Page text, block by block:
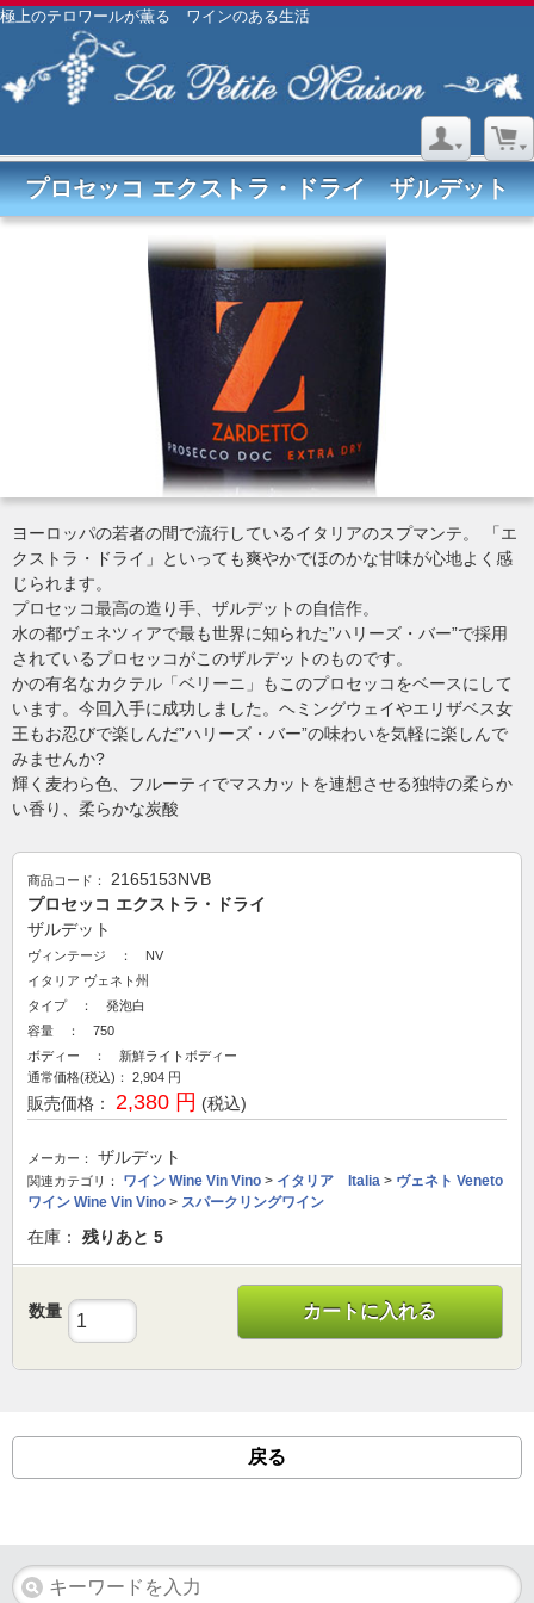
極上のテロワールが薫る ワインのある生活
プロセッコ エクストラ・ドライ ザルデット
ヨーロッパの若者の間で流行しているイタリアのスプマンテ。 「エ
クストラ・ドライ」といっても爽やかでほのかな甘味が心地よく感
じられます。
プロセッコ最高の造り手、ザルデットの自信作。
水の都ヴェネツィアで最も世界に知られた”ハリーズ・バー”で採用
されているプロセッコがこのザルデットのものです。
かの有名なカクテル「ベリーニ」もこのプロセッコをベースにして
います。今回入手に成功しました。ヘミングウェイやエリザベス女
王もお忍びで楽しんだ”ハリーズ・バー”の味わいを気軽に楽しんで
みませんか?
輝く麦わら色、フルーティでマスカットを連想させる独特の柔らか
い香り、柔らかな炭酸
商品コード：
2165153NVB
プロセッコ エクストラ・ドライ
ザルデット
ヴィンテージ ： NV
イタリア ヴェネト州
タイプ ： 発泡白
容量 ： 750
ボディー ： 新鮮ライトボディー
通常価格(税込)：
2,904 円
販売価格： 2,380 円 (税込)
メーカー： ザルデット
関連カテゴリ： ワイン Wine Vin Vino > イタリア Italia > ヴェネト Veneto
ワイン Wine Vin Vino > スパークリングワイン
在庫： 残りあと 5
数量 カートに入れる
戻る